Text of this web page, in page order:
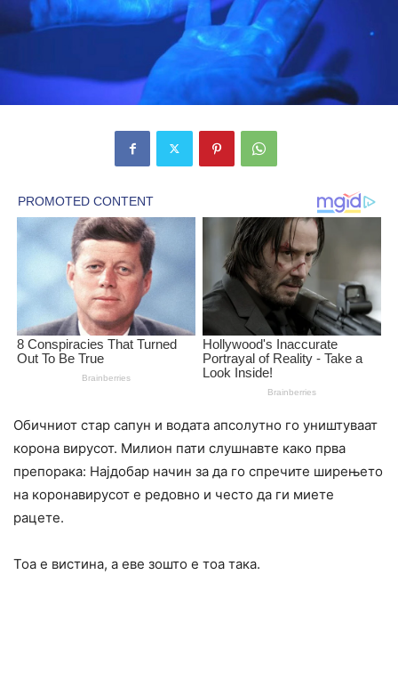
Обичниот стар сапун и водата апсолутно го уништуваат
корона вирусот. Милион пати слушнавте како прва
препорака: Најдобар начин за да го спречите ширењето
на коронавирусот е редовно и често да ги миете
рацете.
Тоа е вистина, а еве зошто е тоа така.